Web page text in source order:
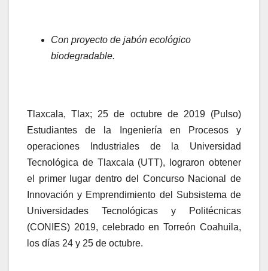
Con proyecto de jabón ecológico
biodegradable.
Tlaxcala, Tlax; 25 de octubre de 2019 (Pulso)
Estudiantes de la Ingeniería en Procesos y
operaciones Industriales de la Universidad
Tecnológica de Tlaxcala (UTT), lograron obtener
el primer lugar dentro del Concurso Nacional de
Innovación y Emprendimiento del Subsistema de
Universidades Tecnológicas y Politécnicas
(CONIES) 2019, celebrado en Torreón Coahuila,
los días 24 y 25 de octubre.